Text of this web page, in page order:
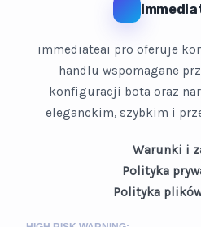
immediateai pro oferuje
handlu wspomagane
konfiguracji bota oraz
eleganckim, szybkim i
Warunki i
Polityka
Polityka